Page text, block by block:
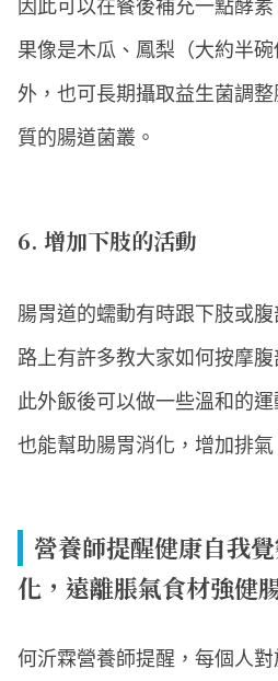
因此可以在餐後補充一點酵
果像是木瓜、鳳梨（大約半
外，也可長期攝取益生菌調
質的腸道菌叢。
6. 增加下肢的活動
腸胃道的蠕動有時跟下肢或
路上有許多教大家如何按摩腹
此外飯後可以做一些溫和的運
也能幫助腸胃消化，增加排氣
營養師提醒健康自我
化，遠離脹氣食材強健
何沂霖營養師提醒，每個人